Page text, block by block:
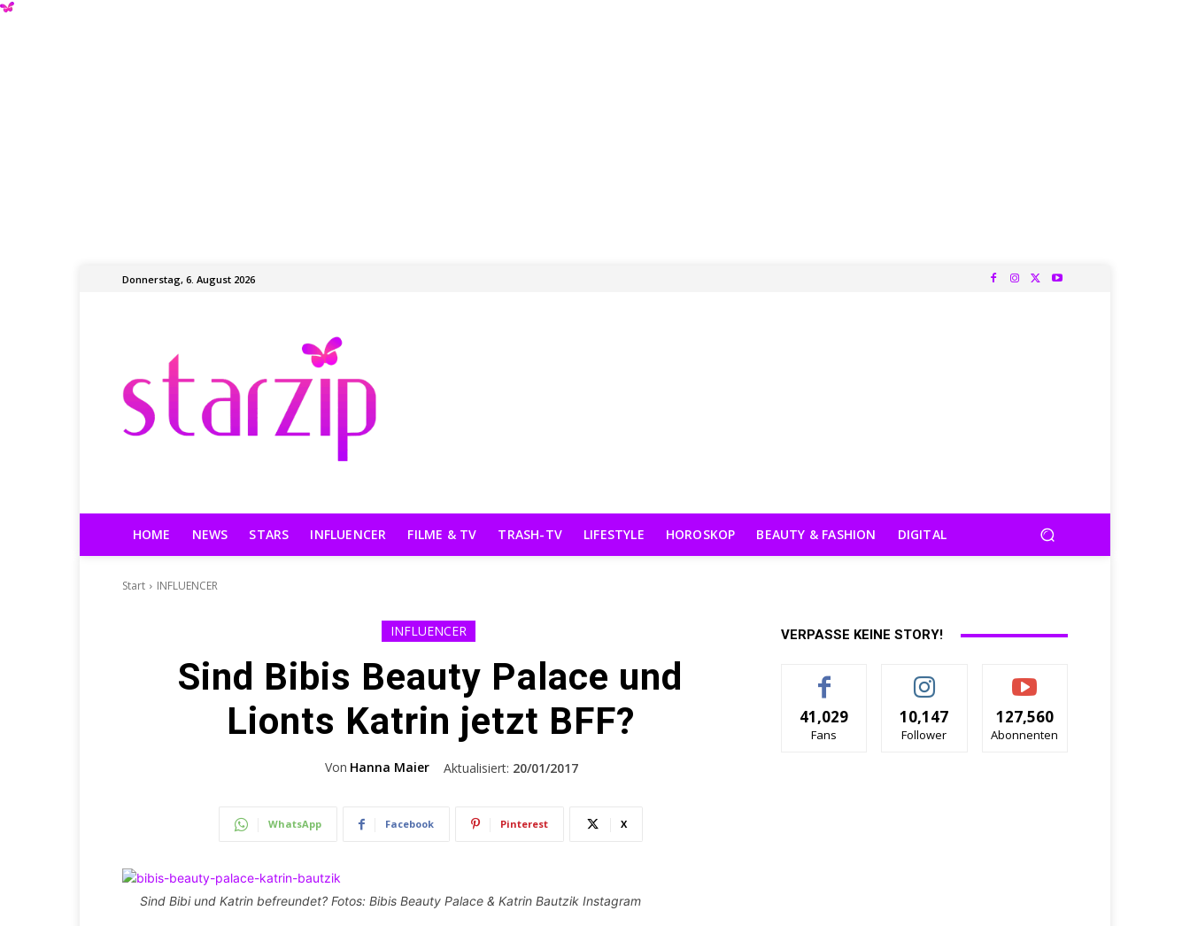
Donnerstag, 6. August 2026
HOME NEWS STARS INFLUENCER FILME & TV TRASH-TV LIFESTYLE HOROSKOP BEAUTY & FASHION DIGITAL
Start INFLUENCER
INFLUENCER
Sind Bibis Beauty Palace und
Lionts Katrin jetzt BFF?
Von Hanna Maier Aktualisiert: 20/01/2017
WhatsApp Facebook Pinterest X
Sind Bibi und Katrin befreundet? Fotos: Bibis Beauty Palace & Katrin Bautzik Instagram
VERPASSE KEINE STORY!
41,029
Fans
10,147
Follower
127,560
Abonnenten